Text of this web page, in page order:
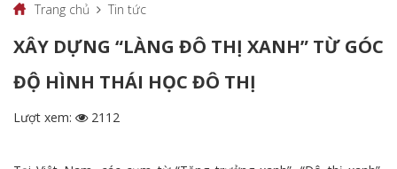
Trang chủ Tin tức
XÂY DỰNG “LÀNG ĐÔ THỊ XANH” TỪ GÓC
ĐỘ HÌNH THÁI HỌC ĐÔ THỊ
Lượt xem: 2112